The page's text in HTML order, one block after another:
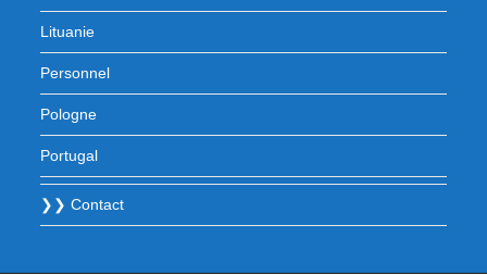
Lituanie
Personnel
Pologne
Portugal
❯❯ Contact